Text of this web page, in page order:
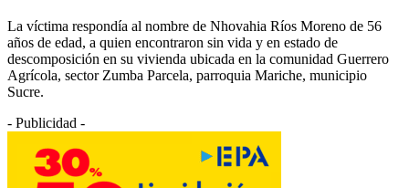
La víctima respondía al nombre de Nhovahia Ríos Moreno de 56
años de edad, a quien encontraron sin vida y en estado de
descomposición en su vivienda ubicada en la comunidad Guerrero
Agrícola, sector Zumba Parcela, parroquia Mariche, municipio
Sucre.
- Publicidad -